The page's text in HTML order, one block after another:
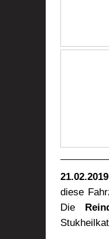
21.02.2019
diese
Die